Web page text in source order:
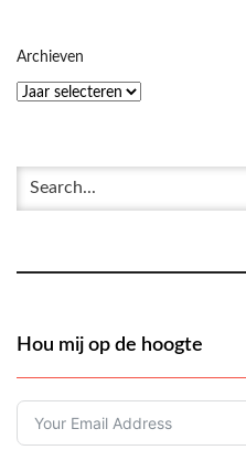
Archieven
Hou mij op de hoogte